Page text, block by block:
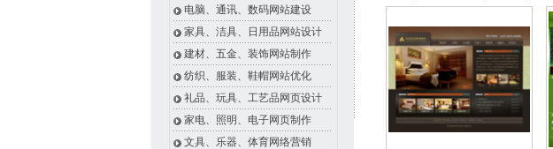
电脑、通讯、数码网站建设
家具、洁具、日用品网站设计
建材、五金、装饰网站制作
纺织、服装、鞋帽网站优化
礼品、玩具、工艺品网页设计
家电、照明、电子网页制作
文具、乐器、体育网络营销